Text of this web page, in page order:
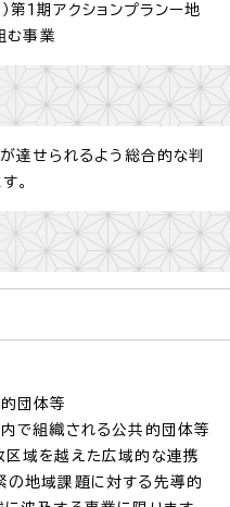
1期アクションプランー地
む事業
達せられるよう総合的な判
。
団体等
で組織される公共的団体等
区域を越えた広域的な連携
の地域課題に対する先導的